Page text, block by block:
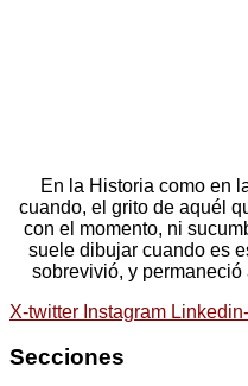
En la Historia como en
cuando, el grito de aquél
con el momento, ni
suele dibujar cuando es
sobrevivió, y
X-twitter Instagram
Secciones